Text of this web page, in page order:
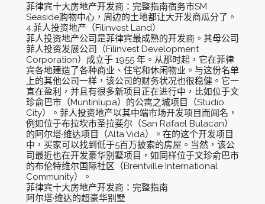
菲律宾十大房地产开发商：完整指南宿务市SM
Seaside购物中心，周边的土地都让大开发商瓜分了。
4.菲人投资地产（Filinvest Land）
菲人投资地产公司是菲律宾最成熟的开发商。其母公司
菲人投资发展公司（Filinvest Development
Corporation）成立于 1955 年。从那时起，它在菲律
宾各地建造了各种商业、住宅和休闲物业。与这份名单
上的其他公司一样，该公司的财务状况也很稳健。它一
直在盈利，并且有很多新项目正在进行中，比如位于文
珍俞巴市（Muntinlupa）的公寓之城项目（Studio
City）。菲人投资地产以其中端市场开发项目而闻名，
例如位于布拉坎市圣拉斐尔（San Rafael Bulacan）
的阿尔塔·维达项目（Alta Vida）。在的这个开发项目
中，买家可以找到低于5百万披索的房屋。当然，该公
司最近也在开发豪华别墅项目，如同样位于文珍俞巴市
的布伦特维尔国际社区（Brentville International
Community）。
菲律宾十大房地产开发商：完整指南
阿尔塔·维达的超豪华别墅